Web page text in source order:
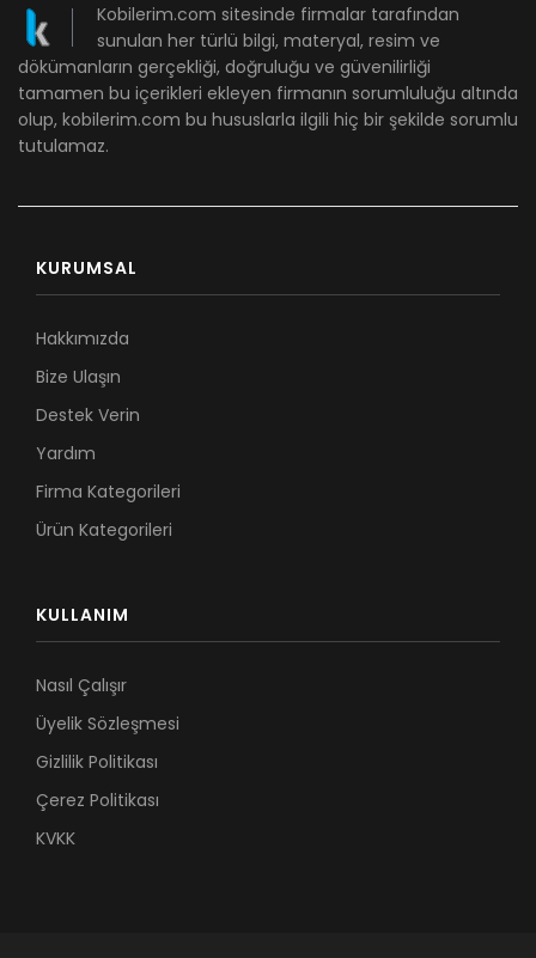
Kobilerim.com sitesinde firmalar tarafından
sunulan her türlü bilgi, materyal, resim ve
dökümanların gerçekliği, doğruluğu ve güvenilirliği
tamamen bu içerikleri ekleyen firmanın sorumluluğu altında
olup, kobilerim.com bu hususlarla ilgili hiç bir şekilde sorumlu
tutulamaz.
KURUMSAL
Hakkımızda
Bize Ulaşın
Destek Verin
Yardım
Firma Kategorileri
Ürün Kategorileri
KULLANIM
Nasıl Çalışır
Üyelik Sözleşmesi
Gizlilik Politikası
Çerez Politikası
KVKK